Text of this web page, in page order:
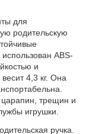
для
родительскую
использован ABS-
и
4 ,3 кг. Она
трещин и
игрушки.
ручка.